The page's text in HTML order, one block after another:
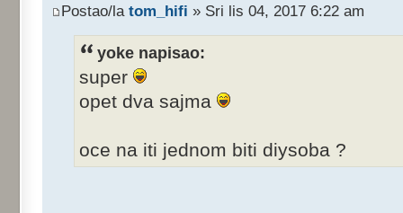
Postao/la tom_hifi » Sri lis 04, 2017 6:22 am
yoke napisao:
super
opet dva sajma
oce na iti jednom biti diysoba ?